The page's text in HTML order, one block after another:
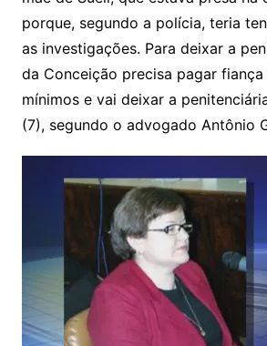
porque, segundo a polícia, teria
as investigações. Para deixar a
da Conceição precisa pagar
mínimos e vai deixar a
(7), segundo o advogado Antônio